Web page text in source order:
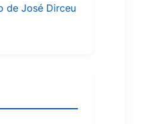
de José Dirceu